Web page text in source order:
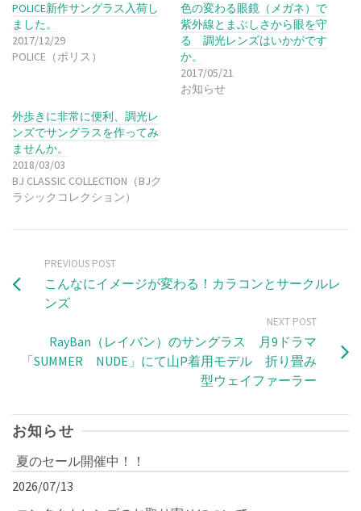
POLICE新作サングラス入荷し
ました。
2017/12/29
POLICE（ポリス）
色の変わる眼鏡（メガネ）で
紫外線とまぶしさから眼を守
る 調光レンズはいかがです
か。
2017/05/21
お知らせ
外歩きに非常に便利、調光レ
ンズでサングラスを作ってみ
ませんか。
2018/03/03
BJ CLASSIC COLLECTION（BJク
ラシックコレクション）
PREVIOUS POST
こんなにイメージが変わる！カラコンとサークルレ
ンズ
NEXT POST
RayBan（レイバン）のサングラス 月9ドラマ
「SUMMER NUDE」にて山P着用モデル 折り畳み
型ウェイファーラー
お知らせ
夏のセール開催中！！
2026/07/13